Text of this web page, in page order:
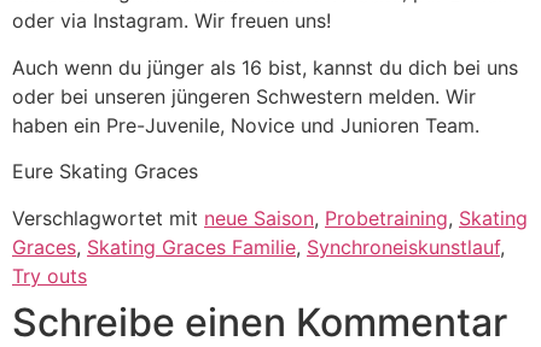
oder via Instagram. Wir freuen uns!
Auch wenn du jünger als 16 bist, kannst du dich bei uns
oder bei unseren jüngeren Schwestern melden. Wir
haben ein Pre-Juvenile, Novice und Junioren Team.
Eure Skating Graces
Verschlagwortet mit neue Saison, Probetraining, Skating
Graces, Skating Graces Familie, Synchroneiskunstlauf,
Try outs
Schreibe einen Kommentar